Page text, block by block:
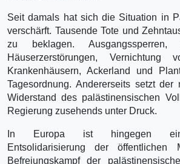
Seit damals hat sich die Situation in
verschärft. Tausende Tote und
zu beklagen. Ausgangssperren,
Häuserzerstörungen, Vernichtung
Krankenhäusern, Ackerland und
Tagesordnung. Andererseits setzt der
Widerstand des palästinensischen
Regierung zusehends unter Druck.
In Europa ist hingegen
Entsolidarisierung der öffentlichen
Befreiungskampf der